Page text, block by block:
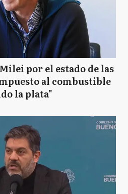
por el estado de las
al combustible
la plata"